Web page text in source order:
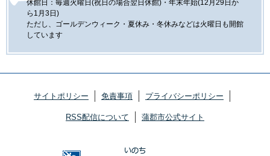
休館日：毎週火曜日(祝日の場合翌日休館)・年末年始(12月29日か
ら1月3日)
ただし、ゴールデンウィーク・夏休み・冬休みなどは火曜日も開館
しています
サイトポリシー 免責事項 プライバシーポリシー
RSS配信について 蒲郡市公式サイト